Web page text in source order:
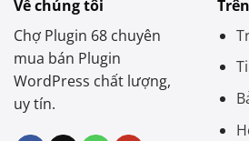
Về chúng tôi
Chợ Plugin 68 chuyên
mua bán Plugin
WordPress chất lượng,
uy tín.